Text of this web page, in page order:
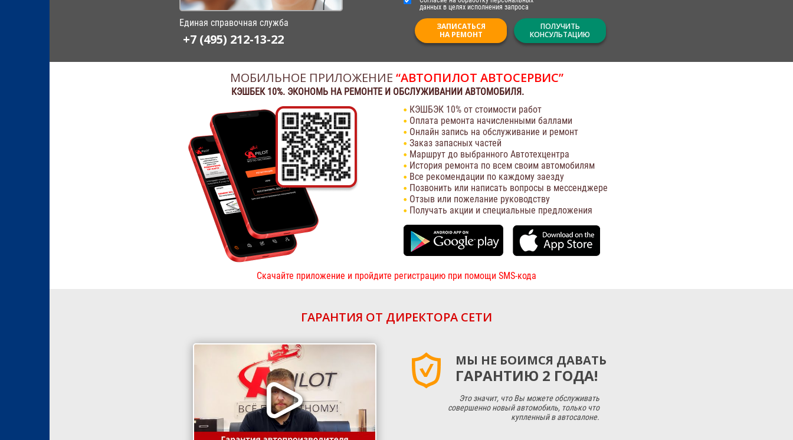
Единая справочная служба
+7 (495) 212-13-22
данных в целях исполнения запроса
ЗАПИСАТЬСЯ
НА РЕМОНТ
ПОЛУЧИТЬ
КОНСУЛЬТАЦИЮ
МОБИЛЬНОЕ ПРИЛОЖЕНИЕ “АВТОПИЛОТ АВТОСЕРВИС”
КЭШБЕК 10%. ЭКОНОМЬ НА РЕМОНТЕ И ОБСЛУЖИВАНИИ АВТОМОБИЛЯ.
КЭШБЭК 10% от стоимости работ
Оплата ремонта начисленными баллами
Онлайн запись на обслуживание и ремонт
Заказ запасных частей
Маршрут до выбранного Автотехцентра
История ремонта по всем своим автомобилям
Все рекомендации по каждому заезду
Позвонить или написать вопросы в мессенджере
Отзыв или пожелание руководству
Получать акции и специальные предложения
Скачайте приложение и пройдите регистрацию при помощи SMS-кода
ГАРАНТИЯ ОТ ДИРЕКТОРА СЕТИ
МЫ НЕ БОИМСЯ ДАВАТЬ
ГАРАНТИЮ 2 ГОДА!
Это значит, что Вы можете обслуживать
совершенно новый автомобиль, только что
купленный в автосалоне.